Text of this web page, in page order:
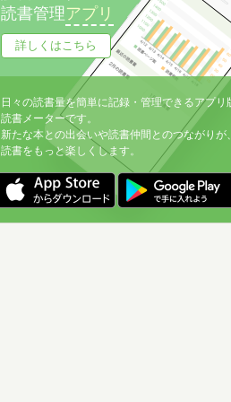
読書管理アプリ
詳しくはこちら
日々の読書量を簡単に記録・管理できるアプリ
読書メーターです。
新たな本との出会いや読書仲間とのつながりが
読書をもっと楽しくします。